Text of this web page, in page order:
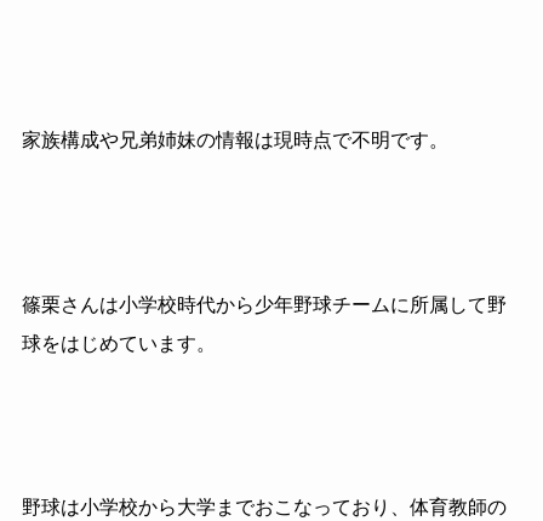
家族構成や兄弟姉妹の情報は現時点で不明です。
篠栗さんは小学校時代から少年野球チームに所属して野
球をはじめています。
野球は小学校から大学までおこなっており、体育教師の